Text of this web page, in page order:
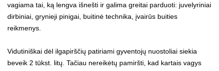
vagiama tai, ką lengva išnešti ir galima greitai parduoti: juvelyriniai
dirbiniai, grynieji pinigai, buitinė technika, įvairūs buities
reikmenys.
Vidutiniškai dėl ilgapirščių patiriami gyventojų nuostoliai siekia
beveik 2 tūkst. litų. Tačiau nereikėtų pamiršti, kad kartais vagys